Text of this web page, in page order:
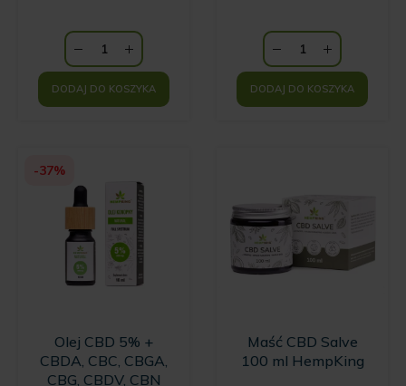
HempKing
DODAJ DO KOSZYKA DODAJ DO KOSZYKA
-37%
Olej CBD 5% +
CBDA, CBC, CBGA,
CBG, CBDV, CBN
Maść CBD Salve
100 ml HempKing